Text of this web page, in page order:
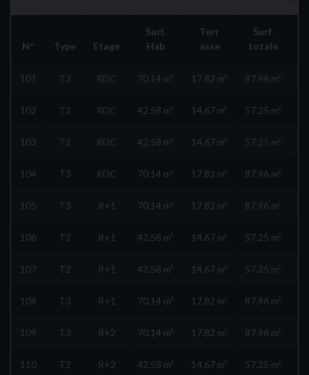
N° Type Etage
Surf.
Hab
Terr
asse
Surf.
totale
101 T3 RDC 70.14 m² 17.82 m² 87.96 m²
102 T2 RDC 42.58 m² 14.67 m² 57.25 m²
103 T2 RDC 42.58 m² 14.67 m² 57.25 m²
104 T3 RDC 70.14 m² 17.82 m² 87.96 m²
105 T3 R+1 70.14 m² 17.82 m² 87.96 m²
106 T2 R+1 42.58 m² 14.67 m² 57.25 m²
107 T2 R+1 42.58 m² 14.67 m² 57.25 m²
108 T3 R+1 70.14 m² 17.82 m² 87.96 m²
109 T3 R+2 70.14 m² 17.82 m² 87.96 m²
110 T2 R+2 42.58 m² 14.67 m² 57.25 m²